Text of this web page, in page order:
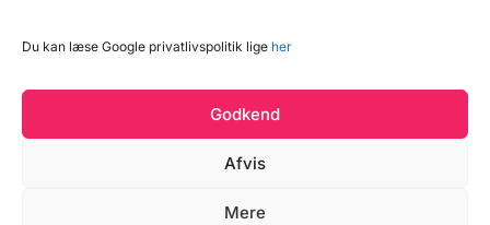
Du kan læse Google privatlivspolitik lige her
Godkend
Afvis
Mere